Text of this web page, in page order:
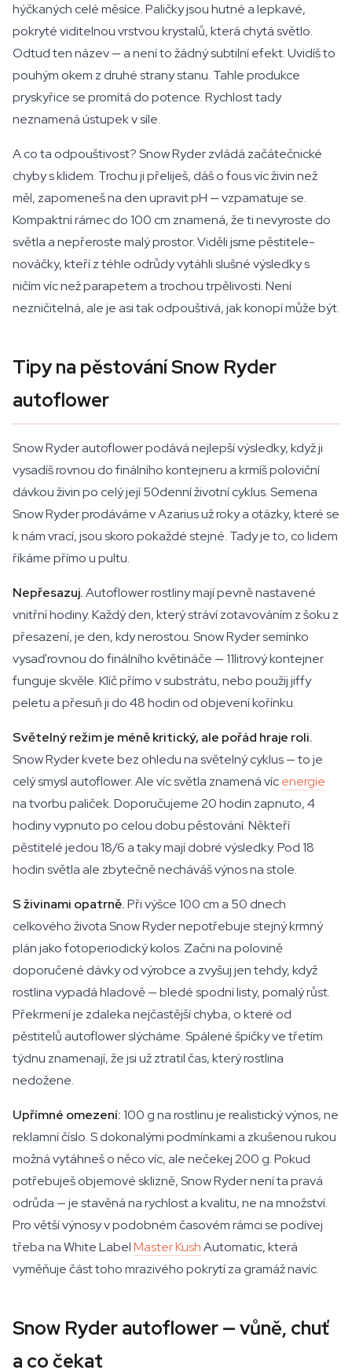
hýčkaných celé měsíce. Paličky jsou hutné a lepkavé,
pokryté viditelnou vrstvou krystalů, která chytá světlo.
Odtud ten název — a není to žádný subtilní efekt. Uvidíš to
pouhým okem z druhé strany stanu. Tahle produkce
pryskyřice se promítá do potence. Rychlost tady
neznamená ústupek v síle.
A co ta odpouštivost? Snow Ryder zvládá začátečnické
chyby s klidem. Trochu ji přeliješ, dáš o fous víc živin než
měl, zapomeneš na den upravit pH — vzpamatuje se.
Kompaktní rámec do 100 cm znamená, že ti nevyroste do
světla a nepřeroste malý prostor. Viděli jsme pěstitele-
nováčky, kteří z téhle odrůdy vytáhli slušné výsledky s
ničím víc než parapetem a trochou trpělivosti. Není
nezničitelná, ale je asi tak odpouštivá, jak konopí může být.
Tipy na pěstování Snow Ryder
autoflower
Snow Ryder autoflower podává nejlepší výsledky, když ji
vysadíš rovnou do finálního kontejneru a krmíš poloviční
dávkou živin po celý její 50denní životní cyklus. Semena
Snow Ryder prodáváme v Azarius už roky a otázky, které se
k nám vrací, jsou skoro pokaždé stejné. Tady je to, co lidem
říkáme přímo u pultu.
Nepřesazuj.Autoflower rostliny mají pevně nastavené
vnitřní hodiny. Každý den, který stráví zotavováním z šoku z
přesazení, je den, kdy nerostou. Snow Ryder semínko
vysaď rovnou do finálního květináče — 11litrový kontejner
funguje skvěle. Klíč přímo v substrátu, nebo použij jiffy
peletu a přesuň ji do 48 hodin od objevení kořínku.
Světelný režim je méně kritický, ale pořád hraje roli.
Snow Ryder kvete bez ohledu na světelný cyklus — to je
celý smysl autoflower. Ale víc světla znamená vícenergie
na tvorbu paliček. Doporučujeme 20 hodin zapnuto, 4
hodiny vypnuto po celou dobu pěstování. Někteří
pěstitelé jedou 18/6 a taky mají dobré výsledky. Pod 18
hodin světla ale zbytečně necháváš výnos na stole.
S živinami opatrně.Při výšce 100 cm a 50 dnech
celkového života Snow Ryder nepotřebuje stejný krmný
plán jako fotoperiodický kolos. Začni na polovině
doporučené dávky od výrobce a zvyšuj jen tehdy, když
rostlina vypadá hladově — bledé spodní listy, pomalý růst.
Překrmení je zdaleka nejčastější chyba, o které od
pěstitelů autoflower slýcháme. Spálené špičky ve třetím
týdnu znamenají, že jsi už ztratil čas, který rostlina
nedožene.
Upřímné omezení:100 g na rostlinu je realistický výnos, ne
reklamní číslo. S dokonalými podmínkami a zkušenou rukou
možná vytáhneš o něco víc, ale nečekej 200 g. Pokud
potřebuješ objemové sklizně, Snow Ryder není ta pravá
odrůda — je stavěná na rychlost a kvalitu, ne na množství.
Pro větší výnosy v podobném časovém rámci se podívej
třeba na White LabelMaster KushAutomatic, která
vyměňuje část toho mrazivého pokrytí za gramáž navíc.
Snow Ryder autoflower — vůně, chuť
a co čekat